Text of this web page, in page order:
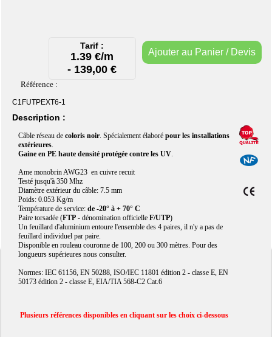
Ajouter au Panier / Devis
Tarif :
1.39 €/m
- 139,00 €
Référence :
C1FUTPEXT6-1
Description :
Câble réseau decoloris noir. Spécialement élaborépour les installations
extérieures.
Gaine en PE haute densité protégée contre les UV.
Ame monobrin AWG23 en cuivre recuit
Testé jusqu'à 350 Mhz
Diamètre extérieur du câble: 7.5 mm
Poids: 0.053 Kg/m
Température de service:de -20° à + 70° C
Paire torsadée (FTP - dénomination officielleF/UTP)
Un feuillard d'aluminium entoure l'ensemble des 4 paires, il n'y a pas de
feuillard individuel par paire.
Disponible en rouleau couronne de 100, 200 ou 300 mètres. Pour des
longueurs supérieures nous consulter.
Normes: IEC 61156, EN 50288, ISO/IEC 11801 édition 2 - classe E, EN
50173 édition 2 - classe E, EIA/TIA 568-C2 Cat.6
Plusieurs références disponibles en cliquant sur les choix ci-dessous